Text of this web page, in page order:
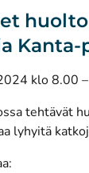
Kanta-
klo 8.00
tehtävät
lyhyitä